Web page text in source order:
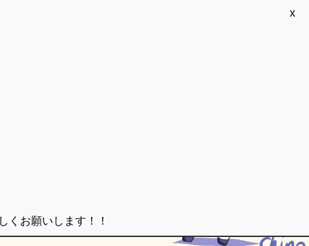
x
くお願いします！！